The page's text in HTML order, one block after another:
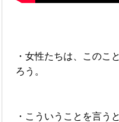
・女性たちは、このこ
ろう。
・こういうことを言う